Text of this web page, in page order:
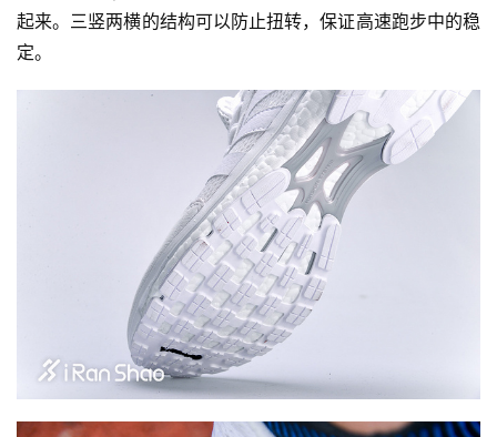
起来。三竖两横的结构可以防止扭转，保证高速跑步中的稳
定。